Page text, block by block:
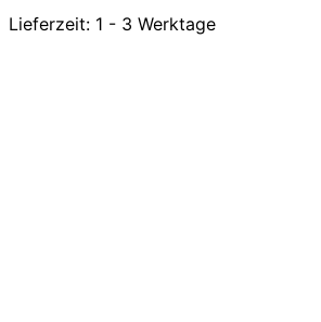
Lieferzeit: 1 - 3 Werktage